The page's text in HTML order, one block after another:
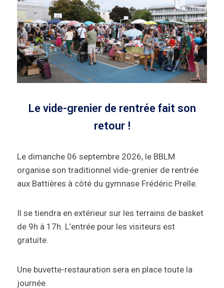
Le vide-grenier de rentrée fait son
retour !
Le dimanche 06 septembre 2026, le BBLM
organise son traditionnel vide-grenier de rentrée
aux Battières à côté du gymnase Frédéric Prelle.
Il se tiendra en extérieur sur les terrains de basket
de 9h à 17h. L’entrée pour les visiteurs est
gratuite.
Une buvette-restauration sera en place toute la
journée.